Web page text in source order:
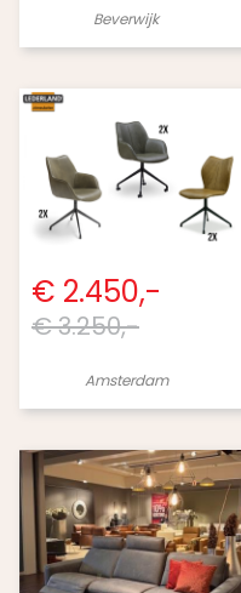
Beverwijk
€ 2.450,-
€ 3.250,-
Amsterdam